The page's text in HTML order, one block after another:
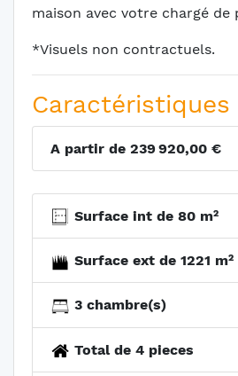
maison avec votre chargé de
*Visuels non contractuels.
Caractéristiques
A partir de 239 920,00 €
Surface int de 80 m²
Surface ext de 1221 m²
3 chambre(s)
Total de 4 pieces